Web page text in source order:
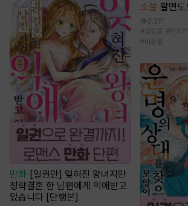
만화 [일권만] 잊혀진 왕녀지만
정략결혼 한 남편에게 익애받고
있습니다 [단행본]
소설 팔면
2.2만
#성장물 #먼치킨
#비장함